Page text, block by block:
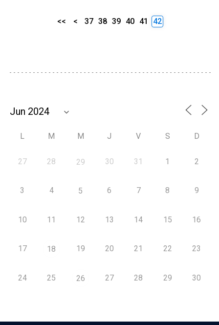
<< < 37 38 39 40 41 42
L M M J V S D
27 28 29 30 31 1 2
3 4 5 6 7 8 9
10 11 12 13 14 15 16
17 18 19 20 21 22 23
24 25 26 27 28 29 30